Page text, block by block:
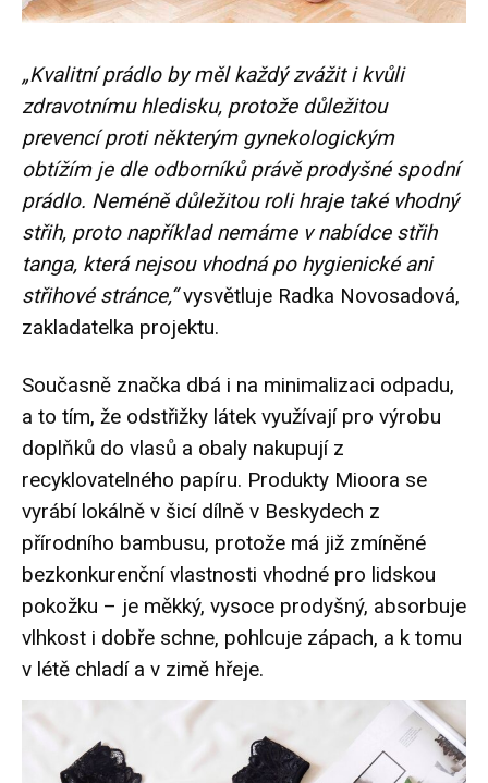
„Kvalitní prádlo by měl každý zvážit i kvůli
zdravotnímu hledisku, protože důležitou
prevencí proti některým gynekologickým
obtížím je dle odborníků právě prodyšné spodní
prádlo. Neméně důležitou roli hraje také vhodný
střih, proto například nemáme v nabídce střih
tanga, která nejsou vhodná po hygienické ani
střihové stránce,“vysvětluje Radka Novosadová,
zakladatelka projektu.
Současně značka dbá i na minimalizaci odpadu,
a to tím, že odstřižky látek využívají pro výrobu
doplňků do vlasů a obaly nakupují z
recyklovatelného papíru. Produkty Mioora se
vyrábí lokálně v šicí dílně v Beskydech z
přírodního bambusu, protože má již zmíněné
bezkonkurenční vlastnosti vhodné pro lidskou
pokožku – je měkký, vysoce prodyšný, absorbuje
vlhkost i dobře schne, pohlcuje zápach, a k tomu
v létě chladí a v zimě hřeje.